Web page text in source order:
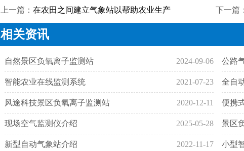
上一篇： 在农田之间建立气象站以帮助农业生产 下一篇：
相关资讯
自然景区负氧离子监测站 2024-09-06 公路
智能农业在线监测系统 2021-07-23 全自
风途科技景区负氧离子监测站 2020-12-11 便携
现场空气监测仪介绍 2025-05-28 景区
新型自动气象站介绍 2022-11-17 小型